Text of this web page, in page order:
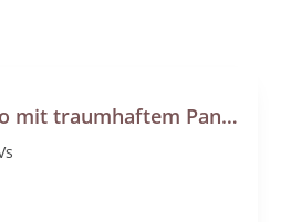
Crans Vs – Studio mit traumhaftem Panoramablick